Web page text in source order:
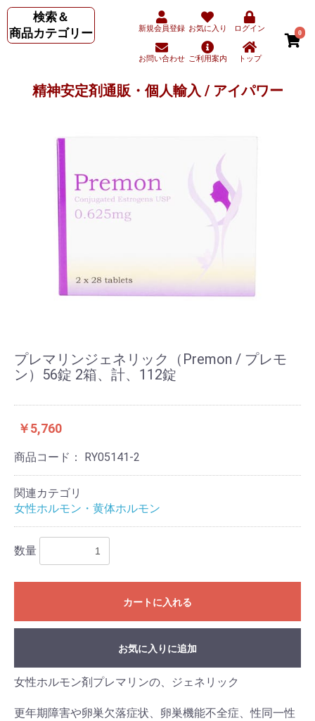
検索＆
商品カテゴリー
新規会員登録 お気に入り ログイン
お問い合わせ ご利用案内 トップ
0
精神安定剤通販・個人輸入 / アイパワー
プレマリンジェネリック（Premon / プレモ
ン）56錠 2箱、計、112錠
￥5,760
商品コード： RY05141-2
関連カテゴリ
女性ホルモン・黄体ホルモン
数量
カートに入れる
お気に入りに追加
女性ホルモン剤プレマリンの、ジェネリック
更年期障害や卵巣欠落症状、卵巣機能不全症、性同一性